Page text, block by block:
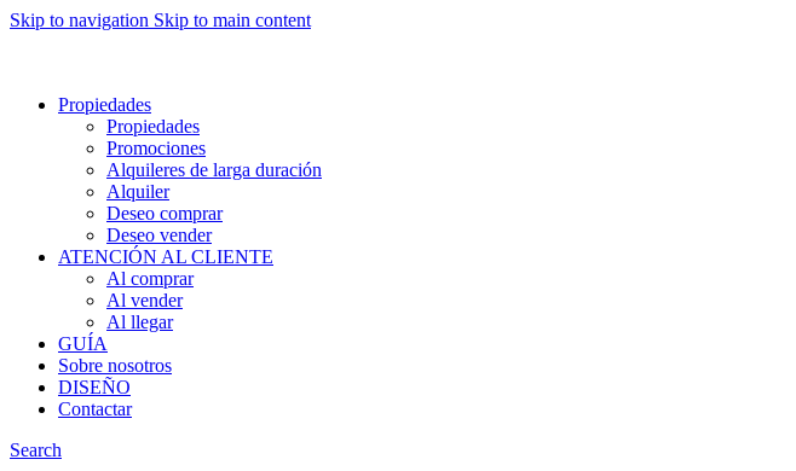
Skip to navigation Skip to main content
Propiedades
Propiedades
Promociones
Alquileres de larga duración
Alquiler
Deseo comprar
Deseo vender
ATENCIÓN AL CLIENTE
Al comprar
Al vender
Al llegar
GUÍA
Sobre nosotros
DISEÑO
Contactar
Search